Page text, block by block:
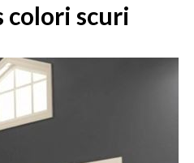
colori scuri